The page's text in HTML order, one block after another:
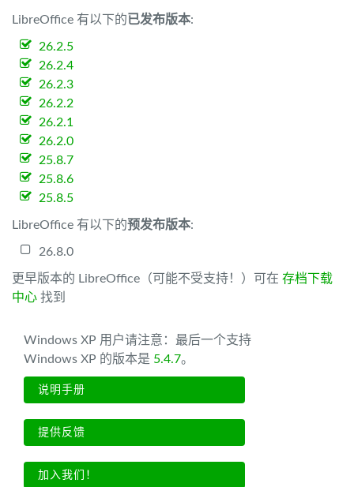
LibreOffice 有以下的已发布版本:
26.2.5
26.2.4
26.2.3
26.2.2
26.2.1
26.2.0
25.8.7
25.8.6
25.8.5
LibreOffice 有以下的预发布版本:
26.8.0
更早版本的 LibreOffice（可能不受支持！）可在 存档下载
中心 找到
Windows XP 用户请注意：最后一个支持
Windows XP 的版本是 5.4.7。
说明手册
提供反馈
加入我们！